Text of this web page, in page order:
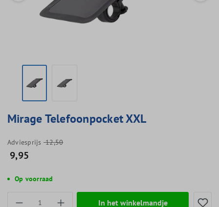
Mirage Telefoonpocket XXL
Adviesprijs 12,50
9,95
Op voorraad
Producthoeveelheid: Voer de gewenste
In het winkelmandje